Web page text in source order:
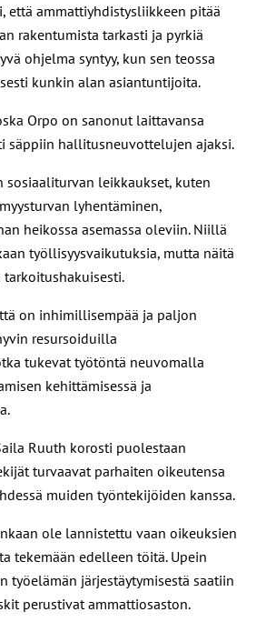
että ammattiyhdistysliikkeen pitää
rakentumista tarkasti ja pyrkiä
ohjelma syntyy, kun sen teossa
kunkin alan asiantuntijoita.
Orpo on sanonut laittavansa
säppiin hallitusneuvottelujen ajaksi.
sosiaaliturvan leikkaukset, kuten
lyhentäminen,
heikossa asemassa oleviin. Niillä
työllisyysvaikutuksia, mutta näitä
on inhimillisempää ja paljon
resursoiduilla
tukevat työtöntä neuvomalla
kehittämisessä ja
Ruuth korosti puolestaan
turvaavat parhaiten oikeutensa
muiden työntekijöiden kanssa.
ole lannistettu vaan oikeuksien
tekemään edelleen töitä. Upein
työelämän järjestäytymisestä saatiin
perustivat ammattiosaston.